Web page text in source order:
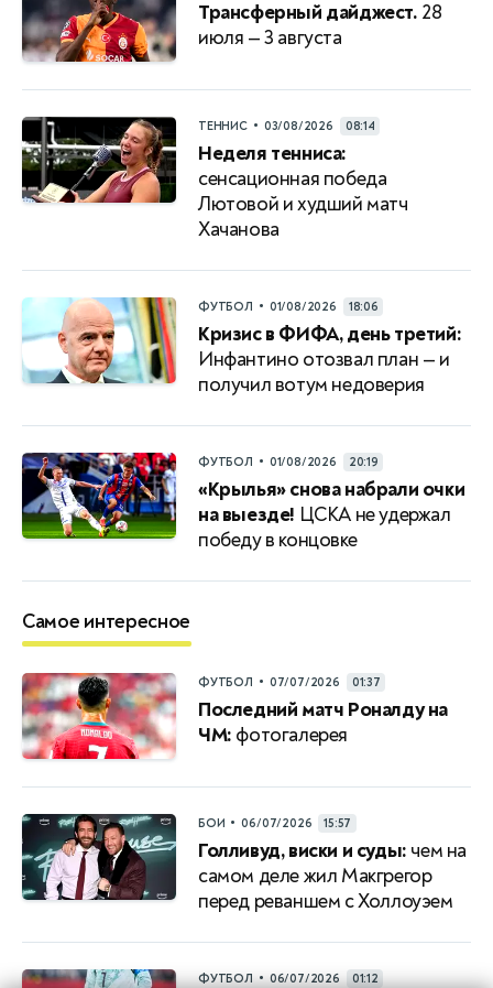
Трансферный дайджест. 28
июля — 3 августа
ТЕННИС • 03/08/2026 08:14
Неделя тенниса:
сенсационная победа
Лютовой и худший матч
Хачанова
ФУТБОЛ • 01/08/2026 18:06
Кризис в ФИФА, день третий:
Инфантино отозвал план — и
получил вотум недоверия
ФУТБОЛ • 01/08/2026 20:19
«Крылья» снова набрали очки
на выезде! ЦСКА не удержал
победу в концовке
Самое интересное
ФУТБОЛ • 07/07/2026 01:37
Последний матч Роналду на
ЧМ: фотогалерея
БОИ • 06/07/2026 15:57
Голливуд, виски и суды: чем на
самом деле жил Макгрегор
перед реваншем с Холлоуэем
ФУТБОЛ • 06/07/2026 01:12